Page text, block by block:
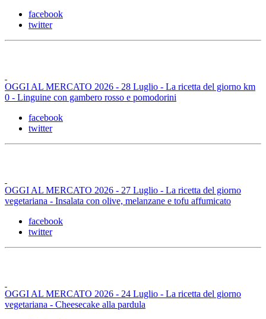
facebook
twitter
OGGI AL MERCATO 2026 - 28 Luglio - La ricetta del giorno km
0 - Linguine con gambero rosso e pomodorini
facebook
twitter
OGGI AL MERCATO 2026 - 27 Luglio - La ricetta del giorno
vegetariana - Insalata con olive, melanzane e tofu affumicato
facebook
twitter
OGGI AL MERCATO 2026 - 24 Luglio - La ricetta del giorno
vegetariana - Cheesecake alla pardula